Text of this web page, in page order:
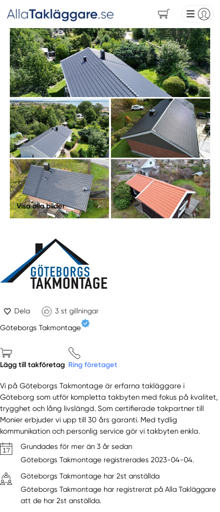
Visa alla bilder
Dela 3 st gillningar
Göteborgs Takmontage
Lägg till takföretag Ring företaget
Vi på Göteborgs Takmontage är erfarna takläggare i
Göteborg som utför kompletta takbyten med fokus på kvalitet,
trygghet och lång livslängd. Som certifierade takpartner till
Monier erbjuder vi upp till 30 års garanti. Med tydlig
kommunikation och personlig service gör vi takbyten enkla.
Grundades för mer än 3 år sedan
Göteborgs Takmontage registrerades 2023-04-04.
Göteborgs Takmontage har 2st anställda
Göteborgs Takmontage har registrerat på Alla Takläggare
att de har 2st anställda.